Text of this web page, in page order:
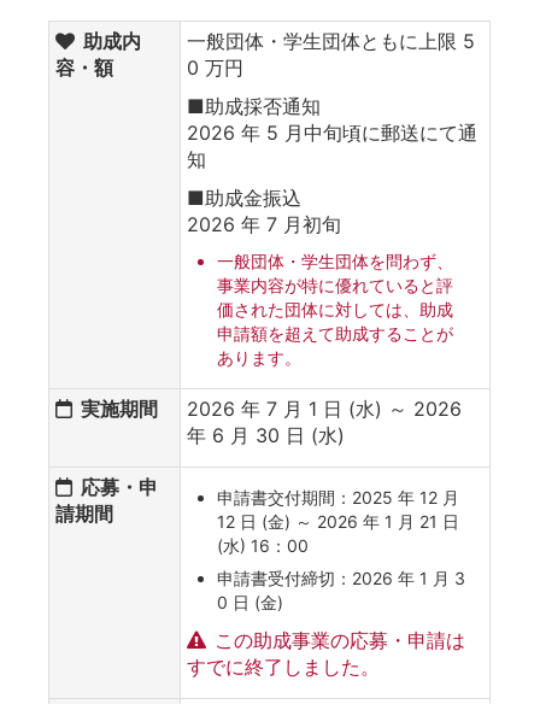
助成内
容・額
一般団体・学生団体ともに上限 5
0 万円
■助成採否通知
2026 年 5 月中旬頃に郵送にて通
知
■助成金振込
2026 年 7 月初旬
一般団体・学生団体を問わず、
事業内容が特に優れていると評
価された団体に対しては、助成
申請額を超えて助成することが
あります。
実施期間
2026 年 7 月 1 日 (水) ～ 2026
年 6 月 30 日 (水)
応募・申
請期間
申請書交付期間：2025 年 12 月
12 日 (金) ～ 2026 年 1 月 21 日
(水) 16：00
申請書受付締切：2026 年 1 月 3
0 日 (金)
この助成事業の応募・申請は
すでに終了しました。